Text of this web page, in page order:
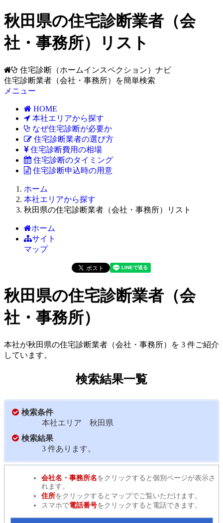
秋田県の住宅診断業者（会
社・事務所）リスト
住宅診断（ホームインスペクション）ナビ
住宅診断業者（会社・事務所）を簡単検索
メニュー
HOME
本社エリアから探す
なぜ住宅診断が必要か
住宅診断業者の選び方
住宅診断費用の相場
住宅診断のタイミング
住宅診断申込時の用意
ホーム
本社エリアから探す
秋田県の住宅診断業者（会社・事務所）リスト
ホーム
サイト
マップ
秋田県の住宅診断業者（会
社・事務所）
本社が秋田県の住宅診断業者（会社・事務所）を 3 件ご紹介
しています。
検索結果一覧
検索条件
本社エリア 秋田県
検索結果
3 件あります。
会社名・事務所名をクリックすると個別ページが表示さ
れます。
住所をクリックするとマップでご覧いただけます。
スマホで電話番号をクリックすると電話できます。